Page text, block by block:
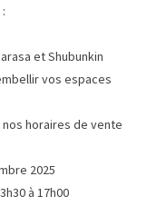
et Shubunkin
vos espaces
horaires de vente
2025
à 17h00